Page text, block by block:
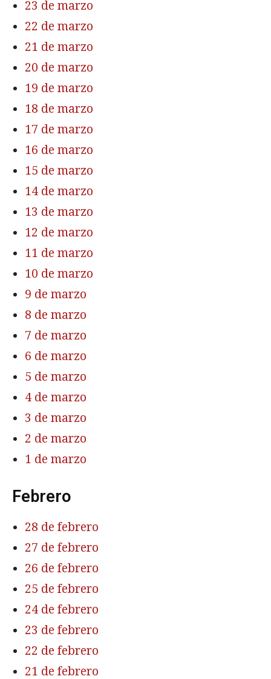
23 de marzo
22 de marzo
21 de marzo
20 de marzo
19 de marzo
18 de marzo
17 de marzo
16 de marzo
15 de marzo
14 de marzo
13 de marzo
12 de marzo
11 de marzo
10 de marzo
9 de marzo
8 de marzo
7 de marzo
6 de marzo
5 de marzo
4 de marzo
3 de marzo
2 de marzo
1 de marzo
Febrero
28 de febrero
27 de febrero
26 de febrero
25 de febrero
24 de febrero
23 de febrero
22 de febrero
21 de febrero